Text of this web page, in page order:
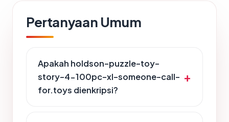
Pertanyaan Umum
Apakah holdson-puzzle-toy-
story-4-100pc-xl-someone-call-
for.toys dienkripsi?